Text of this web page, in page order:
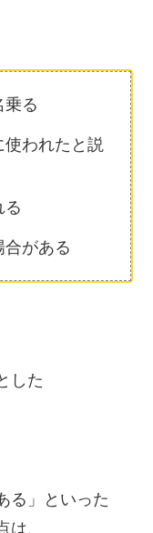
乗る
われたと説
る
がある
した
る」といった
、